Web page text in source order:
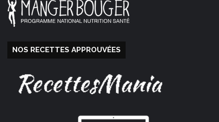
NOS RECETTES APPROUVÉES